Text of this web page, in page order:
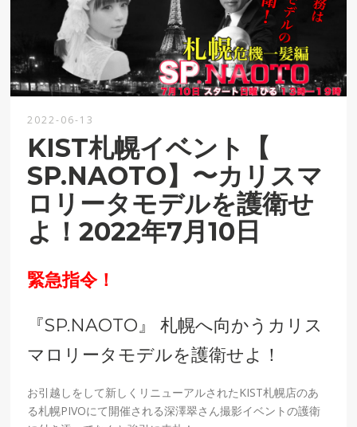
2022-06-13
KIST札幌イベント【
SP.NAOTO】〜カリスマ
ロリータモデルを護衛せ
よ！2022年7月10日
緊急指令！
『SP.NAOTO』 札幌へ向かうカリス
マロリータモデルを護衛せよ！
お引越しをして新しくリニューアルされたKIST札幌店のあ
る札幌PIVOにて開催される深澤翠さん撮影イベントの護衛